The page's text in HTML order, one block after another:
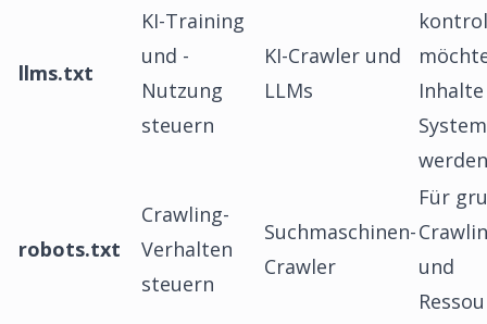
llms.txt
KI-Training
und -
Nutzung
steuern
KI-Crawler und
LLMs
werden
robots.txt
Crawling-
Verhalten
steuern
Suchmaschinen-
Crawler
Für
und